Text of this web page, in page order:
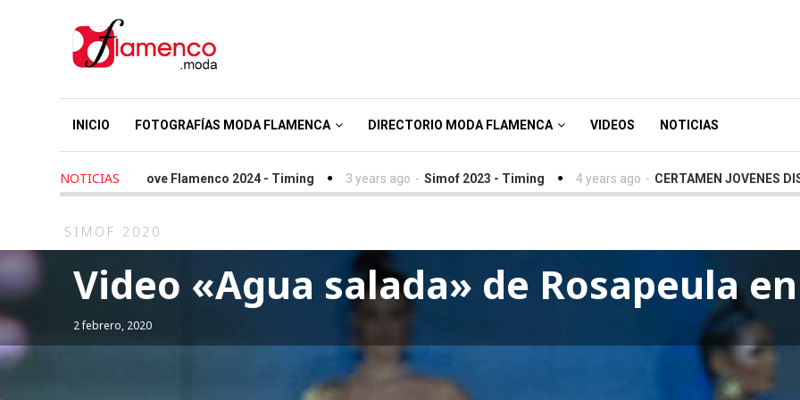
INICIO FOTOGRAFÍAS MODA FLAMENCA DIRECTORIO MODA FLAMENCA VIDEOS NOTICIAS
NOTICIAS
We Love Flamenco 2024 - Timing 3 years ago - Simof 2023 - Timing 4 years ago - CERTAMEN JOVENES
SIMOF 2020
Video «Agua salada» de Rosapeula
2 febrero, 2020